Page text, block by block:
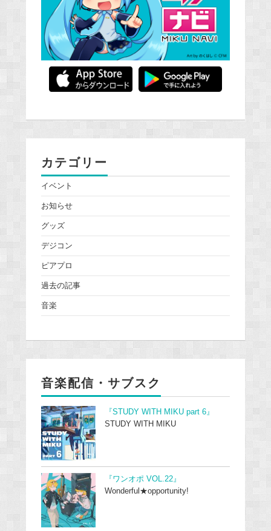
カテゴリー
イベント
お知らせ
グッズ
デジコン
ピアプロ
過去の記事
音楽
音楽配信・サブスク
『STUDY WITH MIKU part 6』
STUDY WITH MIKU
『ワンオポ VOL.22』
Wonderful★opportunity!